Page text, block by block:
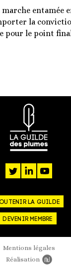
entamée
la
pour le point final
twitterlinkedin
LA GUILDE
DEVENIR MEMBRE
Mentions légales
Réalisation Newords